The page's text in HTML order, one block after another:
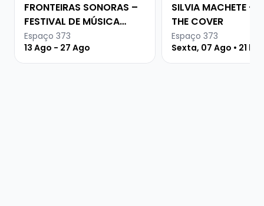
FRONTEIRAS SONORAS –
FESTIVAL DE MÚSICA
URUGUAIA
Espaço 373
13 Ago - 27 Ago
SILVIA MACHETE -
THE COVER
Espaço 373
Sexta, 07 Ago • 21